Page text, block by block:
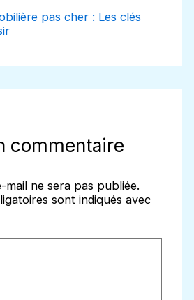
pas cher : Les clés
commentaire
mail ne sera pas publiée.
sont indiqués avec